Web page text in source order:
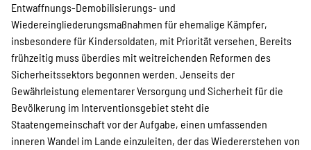
Entwaffnungs-Demobilisierungs- und
Wiedereingliederungsmaßnahmen für ehemalige Kämpfer,
insbesondere für Kindersoldaten, mit Priorität versehen. Bereits
frühzeitig muss überdies mit weitreichenden Reformen des
Sicherheitssektors begonnen werden. Jenseits der
Gewährleistung elementarer Versorgung und Sicherheit für die
Bevölkerung im Interventionsgebiet steht die
Staatengemeinschaft vor der Aufgabe, einen umfassenden
inneren Wandel im Lande einzuleiten, der das Wiedererstehen von